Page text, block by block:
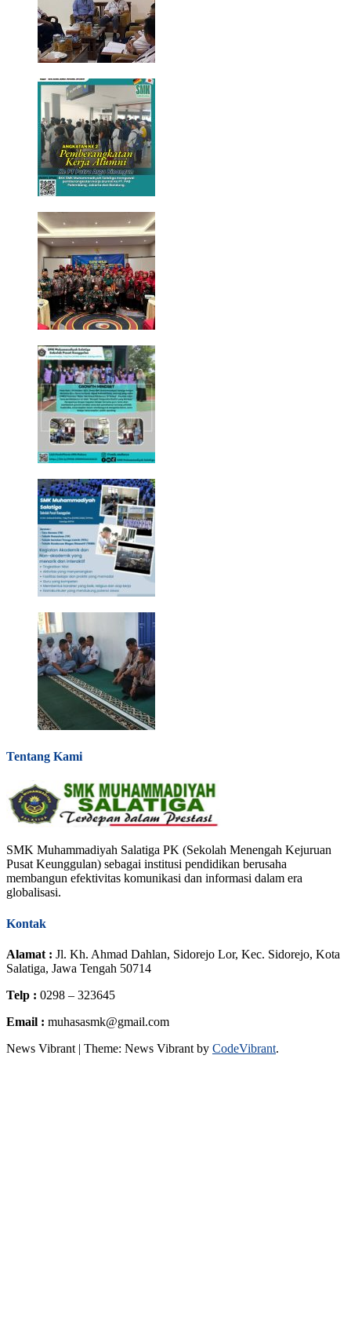
Tentang Kami
SMK Muhammadiyah Salatiga PK (Sekolah Menengah Kejuruan
Pusat Keunggulan) sebagai institusi pendidikan berusaha
membangun efektivitas komunikasi dan informasi dalam era
globalisasi.
Kontak
Alamat : Jl. Kh. Ahmad Dahlan, Sidorejo Lor, Kec. Sidorejo, Kota
Salatiga, Jawa Tengah 50714
Telp : 0298 – 323645
Email : muhasasmk@gmail.com
News Vibrant | Theme: News Vibrant by CodeVibrant.